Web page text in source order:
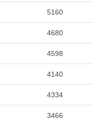
5160
4680
4598
4140
4334
3466